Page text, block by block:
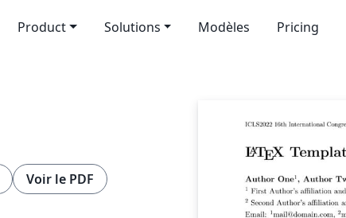
Product Solutions Modèles Pricing
Voir le PDF